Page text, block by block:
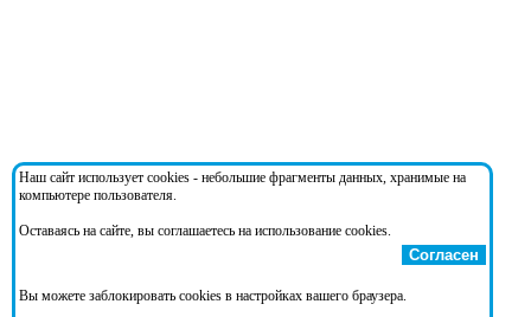
Наш сайт использует cookies - небольшие фрагменты данных, хранимые на
компьютере пользователя.
Оставаясь на сайте, вы соглашаетесь на использование cookies.
Согласен
Вы можете заблокировать cookies в настройках вашего браузера.